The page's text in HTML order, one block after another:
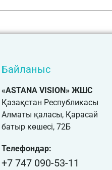
Байланыс
«ASTANA VISION» ЖШС
Қазақстан Республикасы
Алматы қаласы, Қарасай
батыр көшесі, 72Б
Телефондар:
+7 747 090-53-11